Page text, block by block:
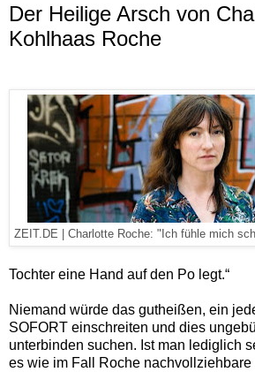
Der Heilige Arsch von
Kohlhaas Roche
ZEIT.DE | Charlotte Roche: "Ich fühle mich
Tochter eine Hand auf den Po legt.“
Niemand würde das gutheißen, ein
SOFORT einschreiten und dies
unterbinden suchen. Ist man lediglich
es wie im Fall Roche nachvollziehbare